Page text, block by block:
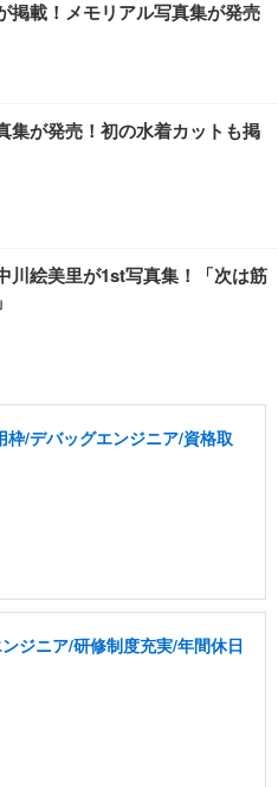
掲載！メモリアル写真集が発売
集が発売！初の水着カットも掲
川絵美里が1st写真集！「次は筋
枠/デバッグエンジニア/資格取
ジニア/研修制度充実/年間休日